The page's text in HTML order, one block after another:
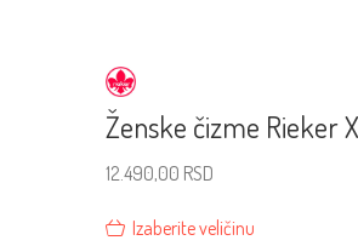
Ženske čizme Rieker
12.490,00 RSD
Izaberite veličinu